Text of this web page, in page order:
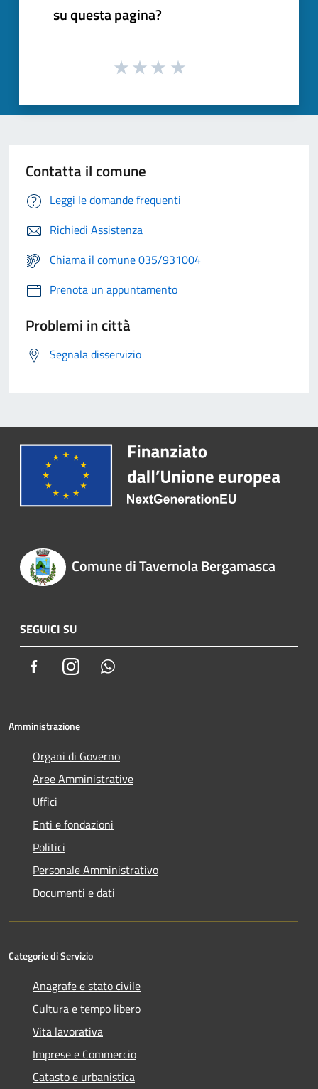
su questa pagina?
Contatta il comune
Leggi le domande frequenti
Richiedi Assistenza
Chiama il comune 035/931004
Prenota un appuntamento
Problemi in città
Segnala disservizio
Comune di Tavernola Bergamasca
SEGUICI SU
FacebookInstagram
Amministrazione
Organi di Governo
Aree Amministrative
Uffici
Enti e fondazioni
Politici
Personale Amministrativo
Documenti e dati
Categorie di Servizio
Anagrafe e stato civile
Cultura e tempo libero
Vita lavorativa
Imprese e Commercio
Catasto e urbanistica